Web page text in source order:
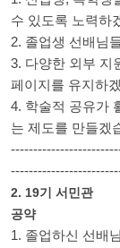
수 있도록 노력하
2. 졸업생 선배님
3. 다양한 외부 지
페이지를 유지하
4. 학술적 공유가
는 제도를 만들겠
2. 19기 서민관
공약
1. 졸업하신 선배